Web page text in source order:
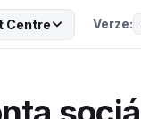
Centre Verze: